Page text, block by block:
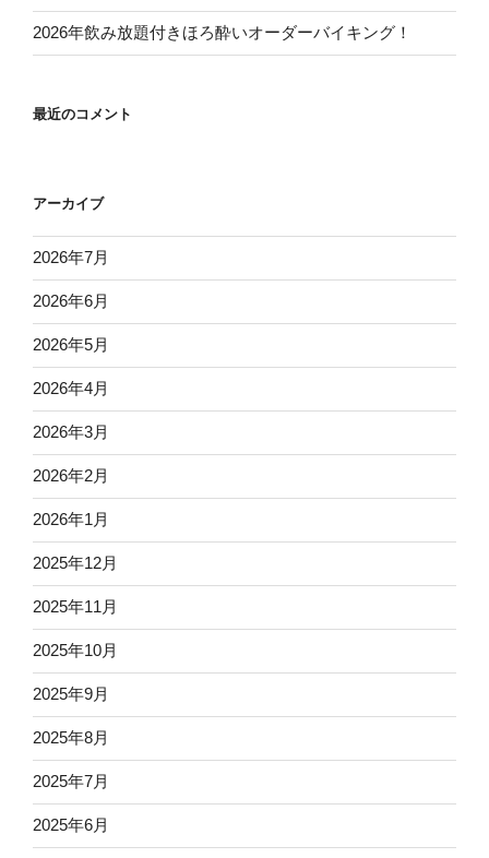
2026年飲み放題付きほろ酔いオーダーバイキング！
最近のコメント
アーカイブ
2026年7月
2026年6月
2026年5月
2026年4月
2026年3月
2026年2月
2026年1月
2025年12月
2025年11月
2025年10月
2025年9月
2025年8月
2025年7月
2025年6月